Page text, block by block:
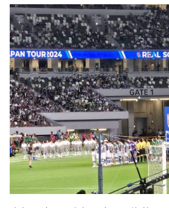
座席マップ・チケット価格
支払方法・発券方法など